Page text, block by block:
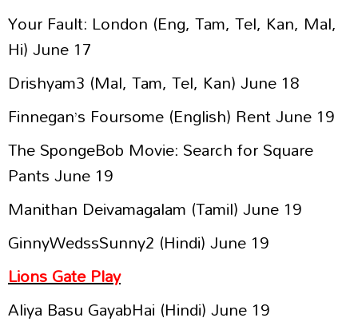
Your Fault: London (Eng, Tam, Tel, Kan, Mal,
Hi) June 17
Drishyam3 (Mal, Tam, Tel, Kan) June 18
Finnegan’s Foursome (English) Rent June 19
The SpongeBob Movie: Search for Square
Pants June 19
Manithan Deivamagalam (Tamil) June 19
GinnyWedssSunny2 (Hindi) June 19
Lions Gate Play
Aliya Basu GayabHai (Hindi) June 19